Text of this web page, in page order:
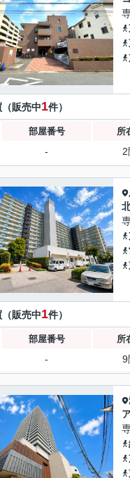
販売中1件）
部屋番号 所
- 2
販売中1件）
部屋番号 所
- 9